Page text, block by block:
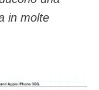
in molte